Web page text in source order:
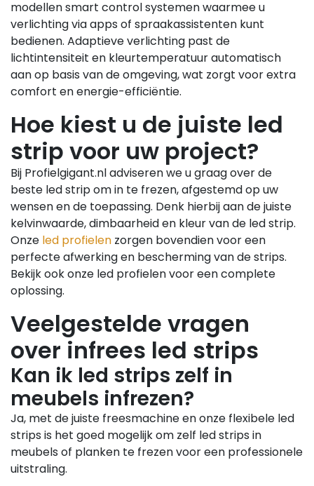
modellen smart control systemen waarmee u
verlichting via apps of spraakassistenten kunt
bedienen. Adaptieve verlichting past de
lichtintensiteit en kleurtemperatuur automatisch
aan op basis van de omgeving, wat zorgt voor extra
comfort en energie-efficiëntie.
Hoe kiest u de juiste led
strip voor uw project?
Bij Profielgigant.nl adviseren we u graag over de
beste led strip om in te frezen, afgestemd op uw
wensen en de toepassing. Denk hierbij aan de juiste
kelvinwaarde, dimbaarheid en kleur van de led strip.
Onze led profielen zorgen bovendien voor een
perfecte afwerking en bescherming van de strips.
Bekijk ook onze led profielen voor een complete
oplossing.
Veelgestelde vragen
over infrees led strips
Kan ik led strips zelf in
meubels infrezen?
Ja, met de juiste freesmachine en onze flexibele led
strips is het goed mogelijk om zelf led strips in
meubels of planken te frezen voor een professionele
uitstraling.